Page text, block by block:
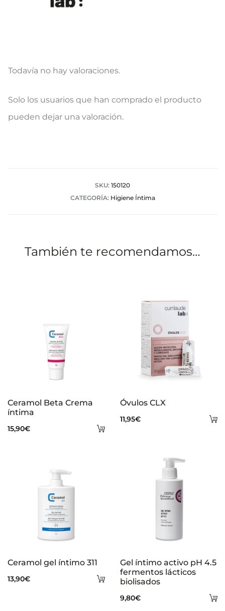
V
a
Todavía no hay valoraciones.
Solo los usuarios que han comprado el producto
pueden dejar una valoración.
SKU: 150120
CATEGORÍA: Higiene Íntima
También te recomendamos…
Añadir
Ceramol Beta Crema
íntima
15,90€
Óvulos CLX
11,95€
Añadir
Ceramol gel íntimo 311
13,90€
Gel íntimo activo pH 4.5
fermentos lácticos
biolisados
9,80€